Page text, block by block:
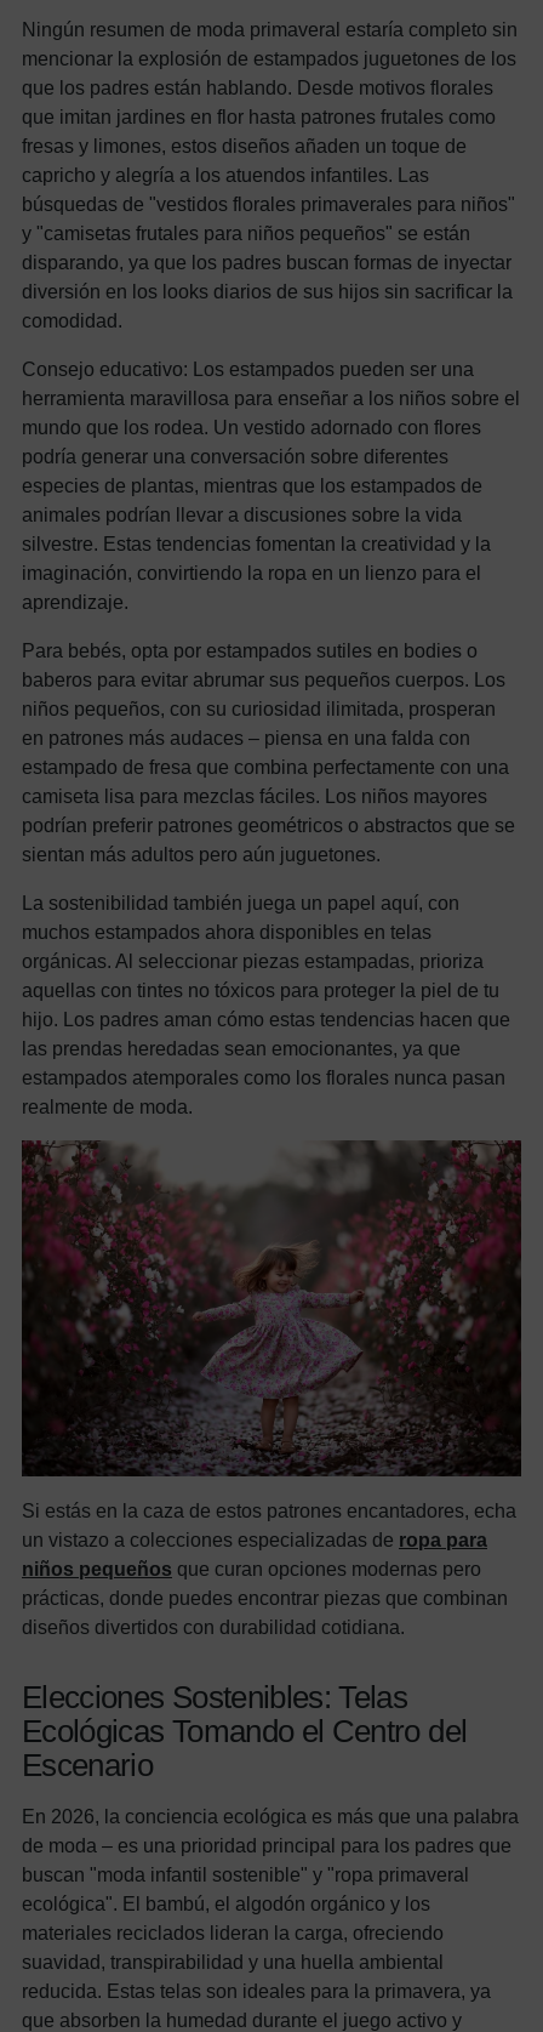
Ningún resumen de moda primaveral estaría completo sin
mencionar la explosión de estampados juguetones de los
que los padres están hablando. Desde motivos florales
que imitan jardines en flor hasta patrones frutales como
fresas y limones, estos diseños añaden un toque de
capricho y alegría a los atuendos infantiles. Las
búsquedas de "vestidos florales primaverales para niños"
y "camisetas frutales para niños pequeños" se están
disparando, ya que los padres buscan formas de inyectar
diversión en los looks diarios de sus hijos sin sacrificar la
comodidad.
Consejo educativo: Los estampados pueden ser una
herramienta maravillosa para enseñar a los niños sobre el
mundo que los rodea. Un vestido adornado con flores
podría generar una conversación sobre diferentes
especies de plantas, mientras que los estampados de
animales podrían llevar a discusiones sobre la vida
silvestre. Estas tendencias fomentan la creatividad y la
imaginación, convirtiendo la ropa en un lienzo para el
aprendizaje.
Para bebés, opta por estampados sutiles en bodies o
baberos para evitar abrumar sus pequeños cuerpos. Los
niños pequeños, con su curiosidad ilimitada, prosperan
en patrones más audaces – piensa en una falda con
estampado de fresa que combina perfectamente con una
camiseta lisa para mezclas fáciles. Los niños mayores
podrían preferir patrones geométricos o abstractos que se
sientan más adultos pero aún juguetones.
La sostenibilidad también juega un papel aquí, con
muchos estampados ahora disponibles en telas
orgánicas. Al seleccionar piezas estampadas, prioriza
aquellas con tintes no tóxicos para proteger la piel de tu
hijo. Los padres aman cómo estas tendencias hacen que
las prendas heredadas sean emocionantes, ya que
estampados atemporales como los florales nunca pasan
realmente de moda.
Si estás en la caza de estos patrones encantadores, echa
un vistazo a colecciones especializadas de ropa para
niños pequeños que curan opciones modernas pero
prácticas, donde puedes encontrar piezas que combinan
diseños divertidos con durabilidad cotidiana.
Elecciones Sostenibles: Telas
Ecológicas Tomando el Centro del
Escenario
En 2026, la conciencia ecológica es más que una palabra
de moda – es una prioridad principal para los padres que
buscan "moda infantil sostenible" y "ropa primaveral
ecológica". El bambú, el algodón orgánico y los
materiales reciclados lideran la carga, ofreciendo
suavidad, transpirabilidad y una huella ambiental
reducida. Estas telas son ideales para la primavera, ya
que absorben la humedad durante el juego activo y